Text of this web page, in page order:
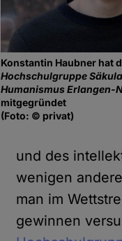
Konstantin Haubner hat
Hochschulgruppe
Humanismus Erlangen-
mitgegründet
(Foto: © privat)
und des
wenigen
man im
gewinnen